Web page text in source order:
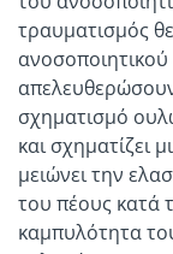
τραυματισμός
σχηματισμό
και σχηματίζει
μειώνει την
του πέους κατά
καμπυλότητα